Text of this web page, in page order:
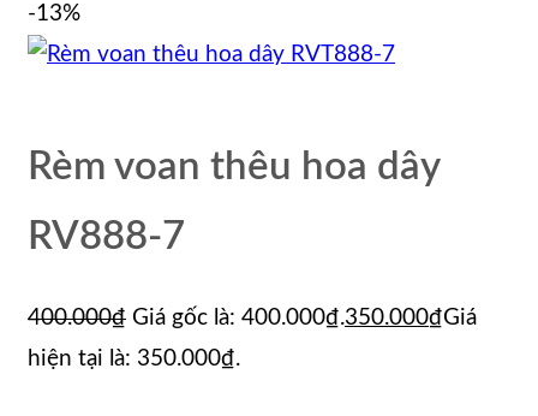
-13%
Rèm voan thêu hoa dây
RV888-7
400.000₫ Giá gốc là: 400.000₫.350.000₫Giá
hiện tại là: 350.000₫.